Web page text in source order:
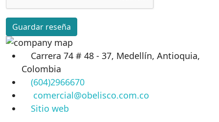
Guardar reseña
Carrera 74 # 48 - 37, Medellín, Antioquia,
Colombia
(604)2966670
comercial@obelisco.com.co
Sitio web